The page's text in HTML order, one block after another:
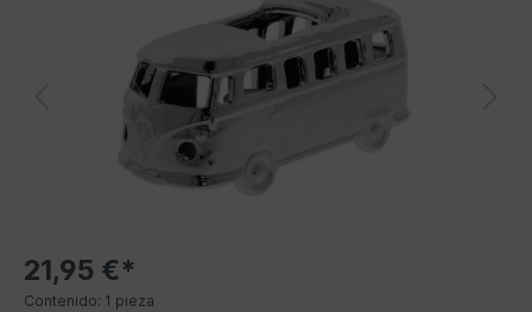
21,95 €*
Contenido: 1 pieza